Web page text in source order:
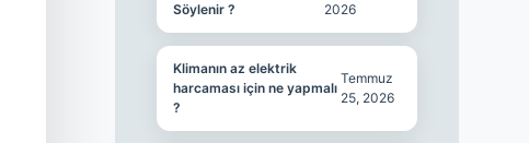
Söylenir ?
2026
Klimanın az elektrik
harcaması için ne yapmalı
?
Temmuz
25, 2026